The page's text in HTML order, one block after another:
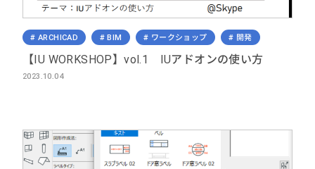
ARCHICAD BIM ワークショップ 開発
【IU WORKSHOP】vol.1 IUアドオンの使い方
2023.10.04